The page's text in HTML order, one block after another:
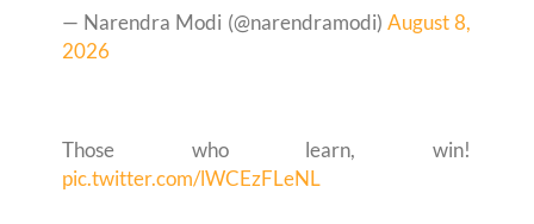
— Narendra Modi (@narendramodi) August 8,
2026
Those who learn, win!
pic.twitter.com/lWCEzFLeNL